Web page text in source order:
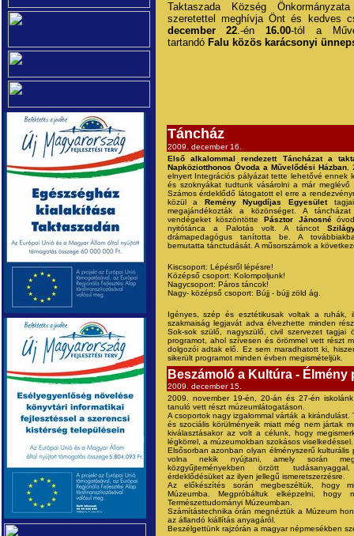
Taktaszada Község
szeretettel meghívja Önt és kedves
december 22.-én16.00-tól a
tartandó Falu közös karácsonyi
Táncház
2009. december 16.
Első alkalommal rendezett Táncházat a
Napköziotthonos Óvoda a Művelődési Házban
elnyert Integrációs pályázat tette lehetővé ennek
és szoknyákat tudtunk vásárolni a már meglévő
Számos érdeklődő látogatott el erre a
közül a Remény Nyugdíjas Egyesülettagjai
megajándékozták a közönséget. A
vendégeket köszöntötte Pásztor Jánosné
nyitótánca a Palotás volt. A táncot
drámapedagógus tanította be. A
bemutatta tánctudását. A műsorszámok a
Kiscsoport: Lépésről lépésre!
Középső csoport: Kolompoljunk!
Nagycsoport: Páros táncok!
Nagy- középső csoport: Bújj - bújj zöld ág.
Igényes, szép és esztétikusak voltak a ruhák,
szakmaiság legjavát adva élvezhette minden
Sok-sok szülő, nagyszülő, civil szervezet
programot, ahol szívesen és örömmel vett részt
dolgozói adtak elő. Ez sem maradhatott ki,
sikerült programot minden évben megismételjük.
Beszámoló a Kultúra -
2009. december 15.
2009. november 19-én, 20-án és 27-én
tanuló vett részt múzeumlátogatáson.
A csoportok nagy izgalommal várták a kirándulást.
és szociális körülményeik miatt még nem jártak
kiválasztásakor az volt a célunk, hogy
légkörrel, a múzeumokban szokásos viselkedéssel.
Elsősorban azonban olyan élményszerű kulturális
volna nekik nyújtani, amely során
közgyűjteményekben örzött
érdeklődésüket az ilyen jellegű ismeretszerzésre.
Az előkészítés során megbeszéltük, hogy
Múzeumba. Megpróbáltuk elképzelni,
Természettudományi Múzeumban.
Számítástechnika órán megnéztük a Múzeum
az állandó kiállítás anyagáról.
Beszélgettünk rajzórán a magyar népmesékben